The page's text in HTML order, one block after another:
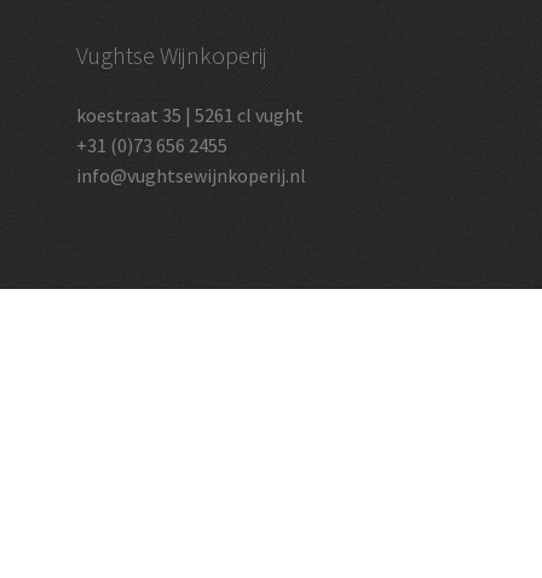
Vughtse Wijnkoperij
koestraat 35 | 5261 cl vught
+31 (0)73 656 2455
info@vughtsewijnkoperij.nl